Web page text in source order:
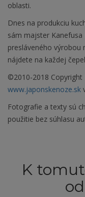
oblasti.
Dnes na produkciu
sám majster Kanefusa
presláveného výrobou
nájdete na každej
©2010-2018 Copyright
www.japonskenoze.sk
Fotografie a texty sú
použitie bez súhlasu
K